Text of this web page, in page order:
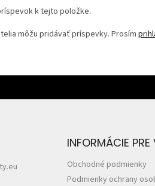
k tejto položke.
môžu pridávať príspevky. Prosím
INFORMÁCIE PRE
Obchodné podmienky
Podmienky ochrany